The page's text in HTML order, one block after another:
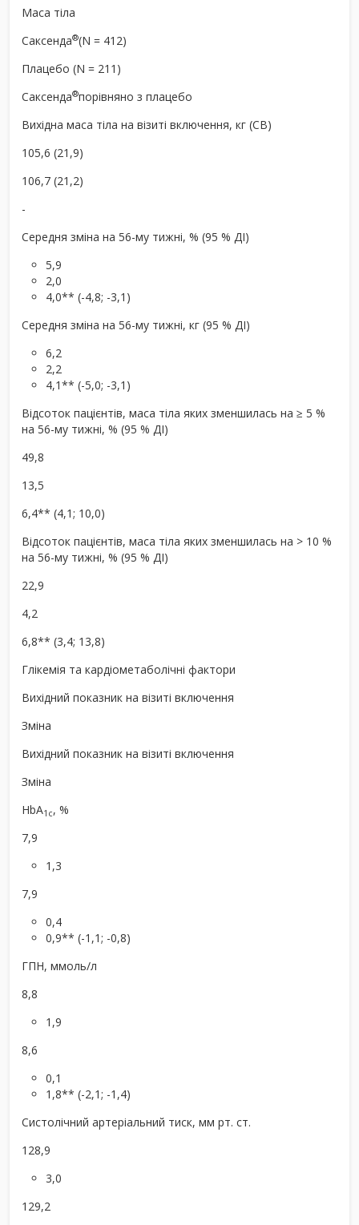
Маса тіла
Саксенда®(N = 412)
Плацебо (N = 211)
Саксенда®порівняно з плацебо
Вихідна маса тіла на візиті включення, кг (СВ)
105,6 (21,9)
106,7 (21,2)
-
Середня зміна на 56-му тижні, % (95 % ДІ)
5,9
2,0
4,0** (-4,8; -3,1)
Середня зміна на 56-му тижні, кг (95 % ДІ)
6,2
2,2
4,1** (-5,0; -3,1)
Відсоток пацієнтів, маса тіла яких зменшилась на ≥ 5 %
на 56-му тижні, % (95 % ДІ)
49,8
13,5
6,4** (4,1; 10,0)
Відсоток пацієнтів, маса тіла яких зменшилась на > 10 %
на 56-му тижні, % (95 % ДІ)
22,9
4,2
6,8** (3,4; 13,8)
Глікемія та кардіометаболічні фактори
Вихідний показник на візиті включення
Зміна
Вихідний показник на візиті включення
Зміна
HbA1c, %
7,9
1,3
7,9
0,4
0,9** (-1,1; -0,8)
ГПН, ммоль/л
8,8
1,9
8,6
0,1
1,8** (-2,1; -1,4)
Систолічний артеріальний тиск, мм рт. ст.
128,9
3,0
129,2